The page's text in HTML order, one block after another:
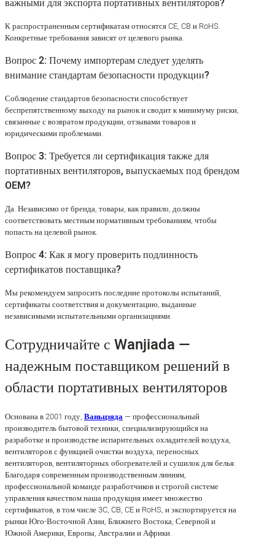
важными для экспорта портативных вентиляторов?
К распространенным сертификатам относятся CE, CB и RoHS.
Конкретные требования зависят от целевого рынка.
Вопрос 2: Почему импортерам следует уделять
внимание стандартам безопасности продукции?
Соблюдение стандартов безопасности способствует
беспрепятственному выходу на рынок и сводит к минимуму риски,
связанные с возвратом продукции, отзывами товаров и
юридическими проблемами.
Вопрос 3: Требуется ли сертификация также для
портативных вентиляторов, выпускаемых под брендом
OEM?
Да. Независимо от бренда, товары, как правило, должны
соответствовать местным нормативным требованиям, чтобы
попасть на целевой рынок.
Вопрос 4: Как я могу проверить подлинность
сертификатов поставщика?
Мы рекомендуем запросить последние протоколы испытаний,
сертификаты соответствия и документацию, выданные
независимыми испытательными организациями.
Сотрудничайте с Wanjiada —
надежным поставщиком решений в
области портативных вентиляторов
Основана в 2001 году, Ваньцзяда— профессиональный
производитель бытовой техники, специализирующийся на
разработке и производстве испарительных охладителей воздуха,
вентиляторов с функцией очистки воздуха, переносных
вентиляторов, вентиляторных обогревателей и сушилок для белья.
Благодаря современным производственным линиям,
профессиональной команде разработчиков и строгой системе
управления качеством наша продукция имеет множество
сертификатов, в том числе 3C, CB, CE и RoHS, и экспортируется на
рынки Юго-Восточной Азии, Ближнего Востока, Северной и
Южной Америки, Европы, Австралии и Африки.